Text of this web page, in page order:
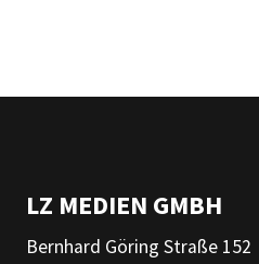
LZ MEDIEN GMBH
Bernhard Göring Straße 152